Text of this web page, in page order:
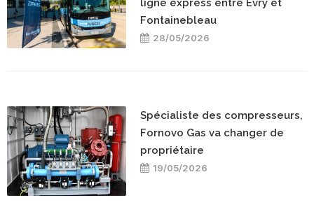
ligne express entre Evry et
Fontainebleau
28/05/2026
Spécialiste des compresseurs,
Fornovo Gas va changer de
propriétaire
19/05/2026